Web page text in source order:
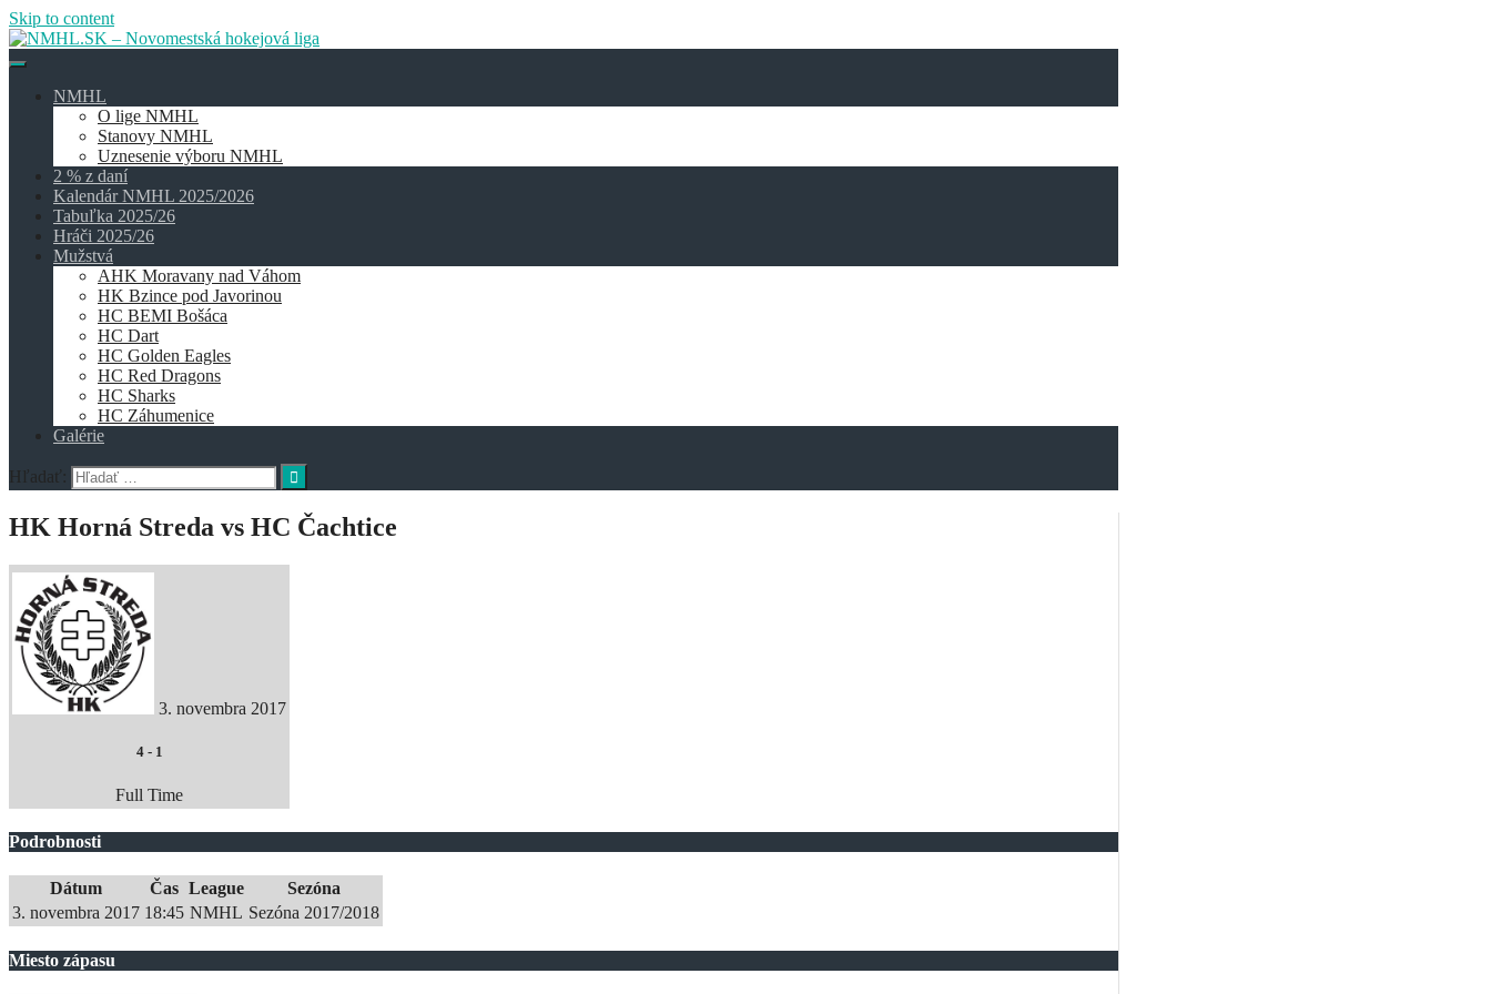
Skip to content
NMHL
O lige NMHL
Stanovy NMHL
Uznesenie výboru NMHL
2 % z daní
Kalendár NMHL 2025/2026
Tabuľka 2025/26
Hráči 2025/26
Mužstvá
AHK Moravany nad Váhom
HK Bzince pod Javorinou
HC BEMI Bošáca
HC Dart
HC Golden Eagles
HC Red Dragons
HC Sharks
HC Záhumenice
Galérie
Hľadať:
HK Horná Streda vs HC Čachtice
3. novembra 2017
4- 1
Full Time
Podrobnosti
Dátum Čas League
Sezóna
3. novembra 2017 18:45 NMHL Sezóna 2017/2018
Miesto zápasu